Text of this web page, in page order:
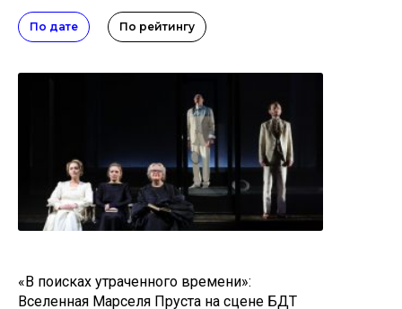
По дате По рейтингу
«В поисках утраченного времени»:
Вселенная Марселя Пруста на сцене БДТ